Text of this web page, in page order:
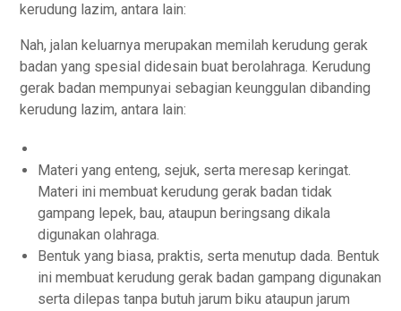
kerudung lazim, antara lain:
Nah, jalan keluarnya merupakan memilah kerudung gerak
badan yang spesial didesain buat berolahraga. Kerudung
gerak badan mempunyai sebagian keunggulan dibanding
kerudung lazim, antara lain:
Materi yang enteng, sejuk, serta meresap keringat.
Materi ini membuat kerudung gerak badan tidak
gampang lepek, bau, ataupun beringsang dikala
digunakan olahraga.
Bentuk yang biasa, praktis, serta menutup dada. Bentuk
ini membuat kerudung gerak badan gampang digunakan
serta dilepas tanpa butuh jarum biku ataupun jarum